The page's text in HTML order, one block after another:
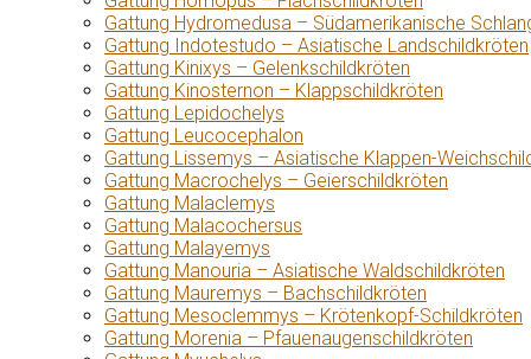
Gattung Hydromedusa – Südamerikanische
Gattung Indotestudo – Asiatische Landschildkröten
Gattung Kinixys – Gelenkschildkröten
Gattung Kinosternon – Klappschildkröten
Gattung Lepidochelys
Gattung Leucocephalon
Gattung Lissemys – Asiatische Klappen-
Gattung Macrochelys – Geierschildkröten
Gattung Malaclemys
Gattung Malacochersus
Gattung Malayemys
Gattung Manouria – Asiatische Waldschildkröten
Gattung Mauremys – Bachschildkröten
Gattung Mesoclemmys – Krötenkopf-Schildkröten
Gattung Morenia – Pfauenaugenschildkröten